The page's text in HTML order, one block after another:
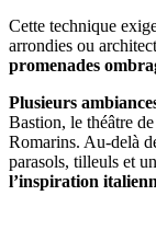
Cette technique
arrondies ou
promenades
Plusieurs
Bastion, le théâtre
Romarins. Au-delà
parasols, tilleuls et
l’inspiration